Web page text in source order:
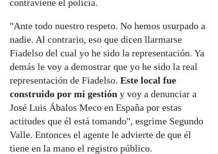
contraviene el policía.
"Ante todo nuestro respeto. No hemos usurpado a
nadie. Al contrario, eso que dicen llarmarse
Fiadelso del cual yo he sido la representación. Ya
demás le voy a demostrar que yo he sido la real
representación de Fiadelso. Este local fue
construido por mi gestión y voy a denunciar a
José Luis Ábalos Meco en España por estas
actitudes que él está tomando", esgrime Segundo
Valle. Entonces el agente le advierte de que él
tiene en la mano el registro público.